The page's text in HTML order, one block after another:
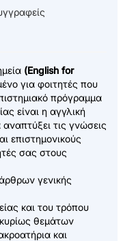
(English for
για φοιτητές που
πρόγραμμα
είναι η αγγλική
τις γνώσεις
επιστημονικούς
σας στους
γενικής
και του τρόπου
θεμάτων
και